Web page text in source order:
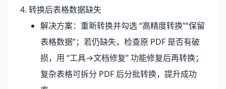
4. 转换后表格数据缺失
解决方案：重新转换并勾选 “高精度转换”“保留
表格数据”；若仍缺失，检查原 PDF 是否有破
损，用 “工具→文档修复” 功能修复后再转换；
复杂表格可拆分 PDF 后分批转换，提升成功